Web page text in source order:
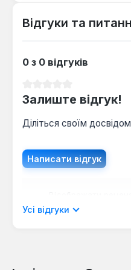
Якість зварного
відділення шлакової
Стійкість до
нечутливі до іржі,
металу та вологи, що
підготовлених
Знижене
для використання в
Відгуки та
0 з 0 відгуків
Залиште відгук!
Діліться своїм
Написати відгук
мовою.
Усі відгуки